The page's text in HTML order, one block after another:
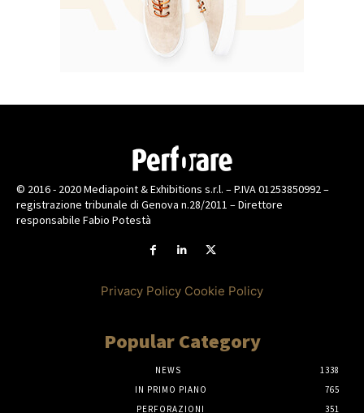
© 2016 - 2020 Mediapoint & Exhibitions s.r.l. – P.IVA 01253850992 –
registrazione tribunale di Genova n.28/2011 – Direttore
responsabile Fabio Potestà
Privacy Policy Cookie Policy
Popular Category
NEWS
1338
IN PRIMO PIANO
765
PERFORAZIONI
351